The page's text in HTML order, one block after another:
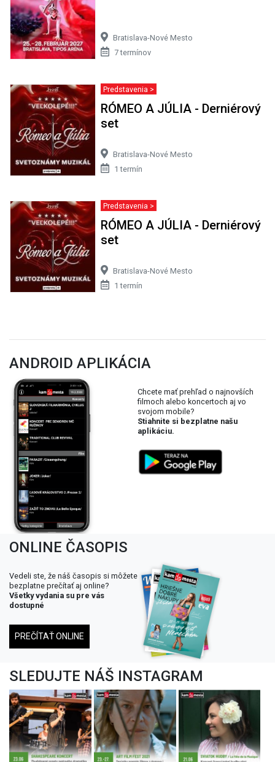
Bratislava-Nové Mesto
7 termínov
Predstavenia >
RÓMEO A JÚLIA - Derniérový
set
Bratislava-Nové Mesto
1 termín
Predstavenia >
RÓMEO A JÚLIA - Derniérový
set
Bratislava-Nové Mesto
1 termín
ANDROID APLIKÁCIA
Chcete mať prehľad o najnovších
filmoch alebo koncertoch aj vo
svojom mobile?
Stiahnite si bezplatne našu
aplikáciu.
ONLINE ČASOPIS
Vedeli ste, že náš časopis si môžete
bezplatne prečítať aj online?
Všetky vydania su pre vás
dostupné
PREČÍTAŤ ONLINE
SLEDUJTE NÁŠ INSTAGRAM